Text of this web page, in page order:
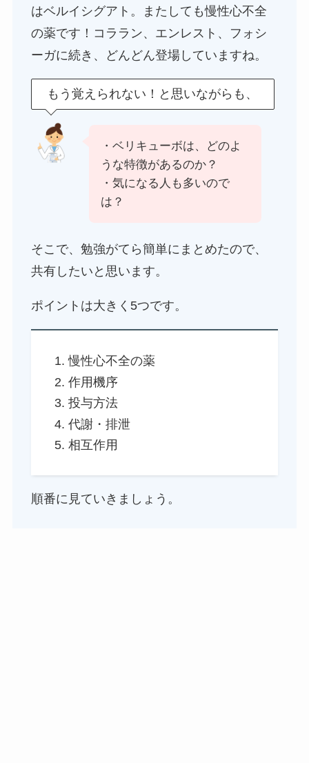
はベルイシグアト。またしても慢性心不全
の薬です！コララン、エンレスト、フォシ
ーガに続き、どんどん登場していますね。
もう覚えられない！と思いながらも、
・ベリキューボは、どのよ
うな特徴があるのか？
・気になる人も多いので
は？
そこで、勉強がてら簡単にまとめたので、
共有したいと思います。
ポイントは大きく5つです。
慢性心不全の薬
作用機序
投与方法
代謝・排泄
相互作用
順番に見ていきましょう。